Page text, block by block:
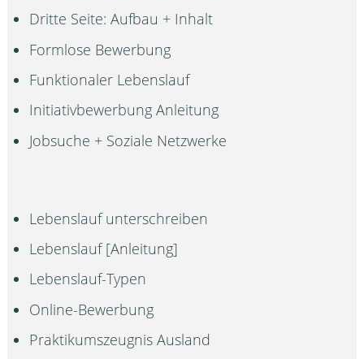
Dritte Seite: Aufbau + Inhalt
Formlose Bewerbung
Funktionaler Lebenslauf
Initiativbewerbung Anleitung
Jobsuche + Soziale Netzwerke
Lebenslauf unterschreiben
Lebenslauf [Anleitung]
Lebenslauf-Typen
Online-Bewerbung
Praktikumszeugnis Ausland